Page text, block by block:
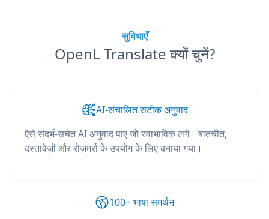
सुविधाएँ
OpenL Translate क्यों चुनें?
AI-संचालित सटीक अनुवाद
ऐसे संदर्भ-सचेत AI अनुवाद पाएं जो स्वाभाविक लगें। बातचीत,
दस्तावेज़ों और रोज़मर्रा के उपयोग के लिए बनाया गया।
100+ भाषा समर्थन